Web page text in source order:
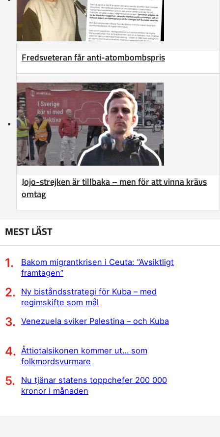
Fredsveteran får anti-atombombspris
Jojo-strejken är tillbaka – men för att vinna krävs
omtag
MEST LÄST
Bakom migrantkrisen i Ceuta: ”Avsiktligt
framtagen”
Ny biståndsstrategi för Kuba – med
regimskifte som mål
Venezuela sviker Palestina – och Kuba
Åttiotalsikonen kommer ut… som
folkmordsvurmare
Nu tjänar statens toppchefer 200 000
kronor i månaden